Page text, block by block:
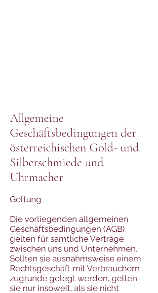
Allgemeine
Geschäftsbedingungen der
österreichischen Gold- und
Silberschmiede und
Uhrmacher
Geltung
Die vorliegenden allgemeinen
Geschäftsbedingungen (AGB)
gelten für sämtliche Verträge
zwischen uns und Unternehmen.
Sollten sie ausnahmsweise einem
Rechtsgeschäft mit Verbrauchern
zugrunde gelegt werden, gelten
sie nur insoweit, als sie nicht